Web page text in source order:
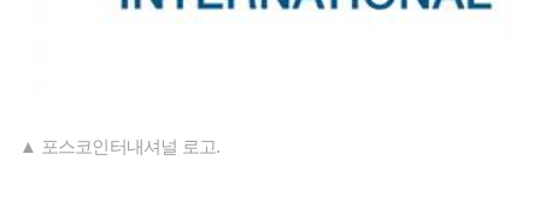
▲ 포스코인터내셔널 로고.